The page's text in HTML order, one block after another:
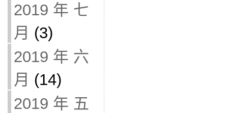
2019 年 七
月 (3)
2019 年 六
月 (14)
2019 年 五